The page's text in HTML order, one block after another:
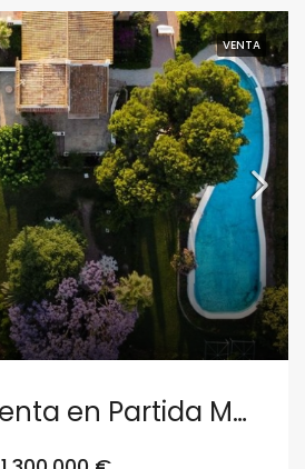
VENTA
Masía en venta en Partida Mas Blanch 6, Museros